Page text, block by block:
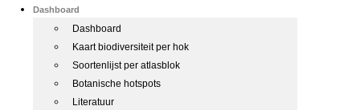
Dashboard
Dashboard
Kaart biodiversiteit per hok
Soortenlijst per atlasblok
Botanische hotspots
Literatuur